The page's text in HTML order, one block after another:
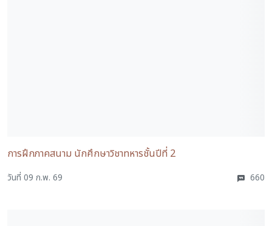
การฝึกภาคสนาม นักศึกษาวิชาทหารชั้นปีที่ 2
วันที่ 09 ก.พ. 69 660